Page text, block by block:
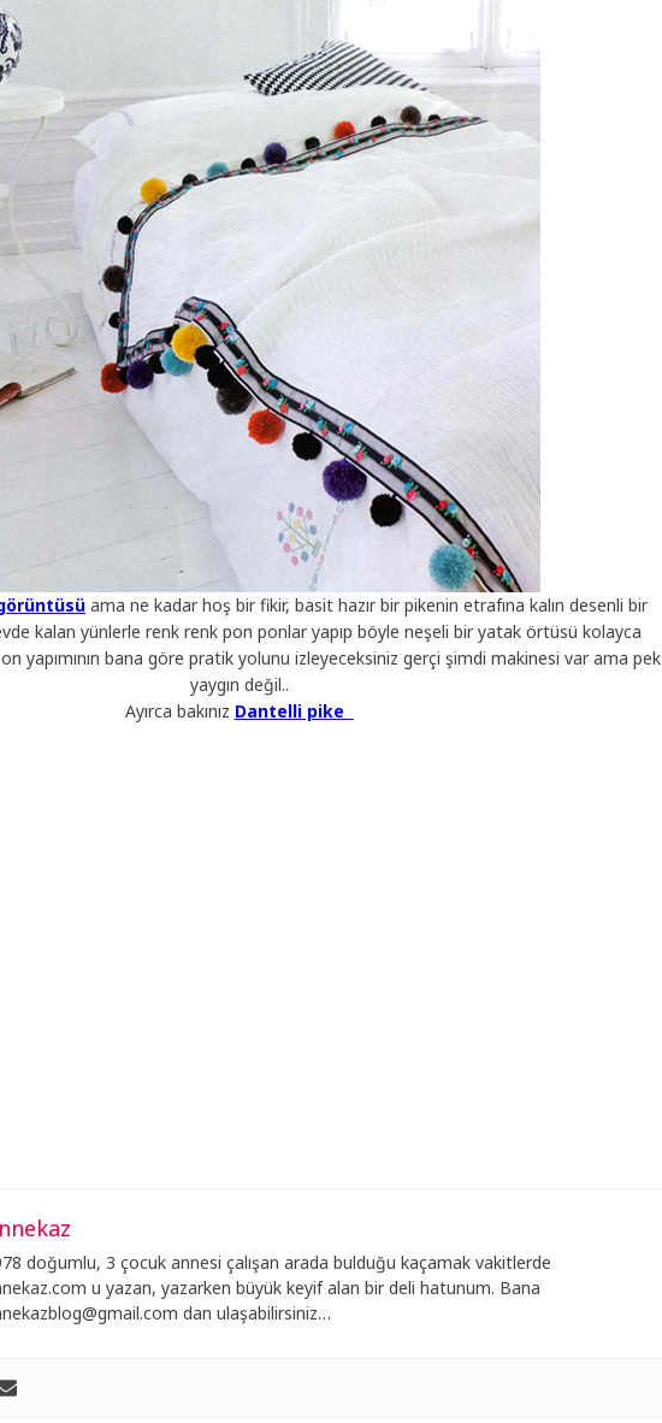
ama ne kadar hoş bir fikir, basit hazır bir pikenin etrafına kalın desenli bir
kalan yünlerle renk renk pon ponlar yapıp böyle neşeli bir yatak örtüsü kolayca
yapımının bana göre pratik yolunu izleyeceksiniz gerçi şimdi makinesi var ama pek
yaygın değil..
Ayırca bakınız Dantelli pike
doğumlu, 3 çocuk annesi çalışan arada bulduğu kaçamak vakitlerde
u yazan, yazarken büyük keyif alan bir deli hatunum. Bana
dan ulaşabilirsiniz…